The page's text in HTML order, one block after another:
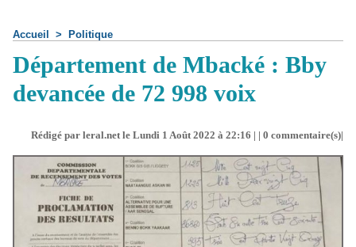
Accueil > Politique
Département de Mbacké : Bby
devancée de 72 998 voix
Rédigé par leral.net le Lundi 1 Août 2022 à 22:16 | | 0 commentaire(s)|